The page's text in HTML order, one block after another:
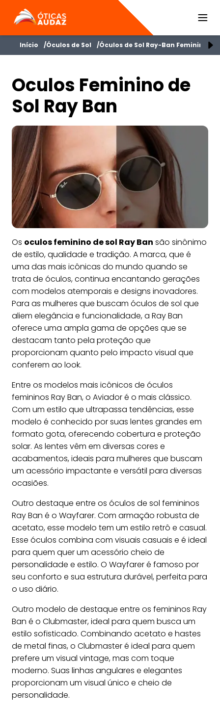
ÓTICAS AUDAZ
Início Óculos de Sol Óculos de Sol Ray-Ban Feminino
Oculos Feminino de
Sol Ray Ban
Os oculos feminino de sol Ray Ban são sinônimo
de estilo, qualidade e tradição. A marca, que é
uma das mais icônicas do mundo quando se
trata de óculos, continua encantando gerações
com modelos atemporais e designs inovadores.
Para as mulheres que buscam óculos de sol que
aliem elegância e funcionalidade, a Ray Ban
oferece uma ampla gama de opções que se
destacam tanto pela proteção que
proporcionam quanto pelo impacto visual que
conferem ao look.
Entre os modelos mais icônicos de óculos
femininos Ray Ban, o Aviador é o mais clássico.
Com um estilo que ultrapassa tendências, esse
modelo é conhecido por suas lentes grandes em
formato gota, oferecendo cobertura e proteção
solar. As lentes vêm em diversas cores e
acabamentos, ideais para mulheres que buscam
um acessório impactante e versátil para diversas
ocasiões.
Outro destaque entre os óculos de sol femininos
Ray Ban é o Wayfarer. Com armação robusta de
acetato, esse modelo tem um estilo retrô e casual.
Esse óculos combina com visuais casuais e é ideal
para quem quer um acessório cheio de
personalidade e estilo. O Wayfarer é famoso por
seu conforto e sua estrutura durável, perfeita para
o uso diário.
Outro modelo de destaque entre os femininos Ray
Ban é o Clubmaster, ideal para quem busca um
estilo sofisticado. Combinando acetato e hastes
de metal finas, o Clubmaster é ideal para quem
prefere um visual vintage, mas com toque
moderno. Suas linhas angulares e elegantes
proporcionam um visual único e cheio de
personalidade.